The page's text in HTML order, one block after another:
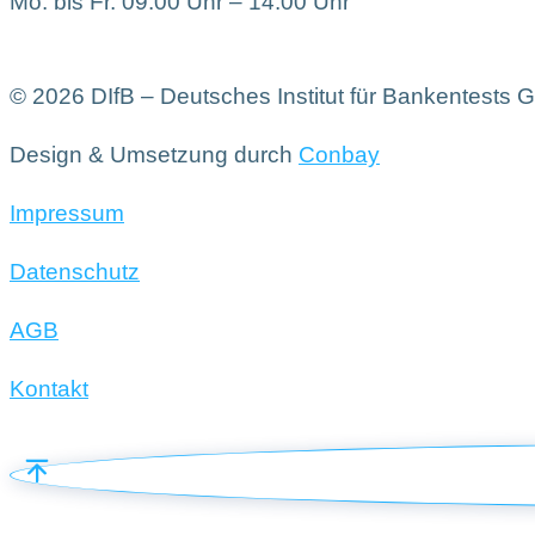
© 2026 DIfB – Deutsches Institut für Bankentests
Design & Umsetzung durch Conbay
Impressum
Datenschutz
AGB
Kontakt